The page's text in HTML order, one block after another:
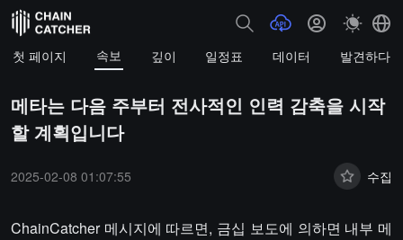
첫 페이지 속보 깊이 일정표 데이터 발견하다
메타는 다음 주부터 전사적인 인력 감축을 시작
할 계획입니다
2025-02-08 01:07:55 수집
ChainCatcher 메시지에 따르면, 금십 보도에 의하면 내부 메